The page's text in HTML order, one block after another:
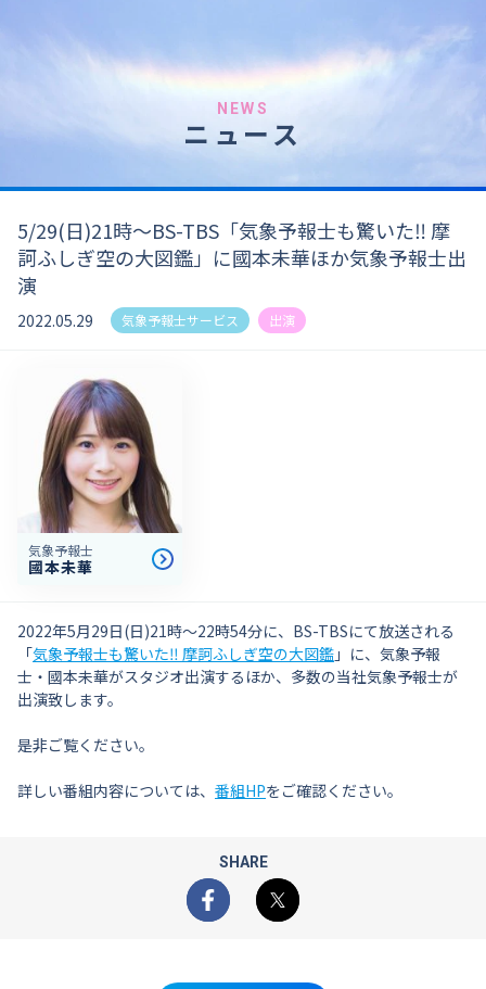
NEWS
ニュース
5/29(日)21時～BS-TBS「気象予報士も驚いた‼ 摩
訶ふしぎ空の大図鑑」に國本未華ほか気象予報士出
演
2022.05.29 気象予報士サービス 出演
気象予報士
國本未華
2022年5月29日(日)21時～22時54分に、BS-TBSにて放送される
「気象予報士も驚いた‼ 摩訶ふしぎ空の大図鑑 」に、気象予報
士・國本未華がスタジオ出演するほか、多数の当社気象予報士が
出演致します。
是非ご覧ください。
詳しい番組内容については、 番組HPをご確認ください。
SHARE
Facebook
X